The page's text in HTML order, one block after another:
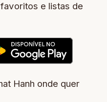
e listas de
Hanh onde quer